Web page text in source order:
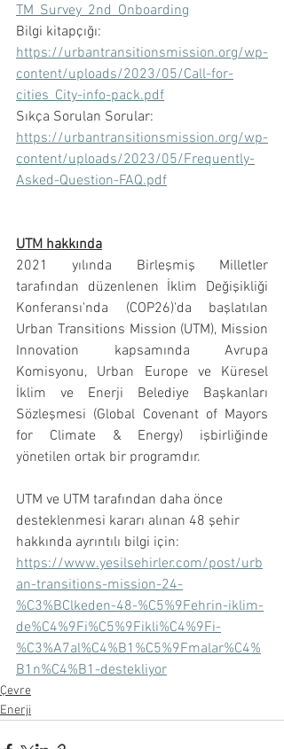
TM_Survey_2nd_Onboarding
Bilgi kitapçığı:
https://urbantransitionsmission.org/wp-
content/uploads/2023/05/Call-for-
cities_City-info-pack.pdf
Sıkça Sorulan Sorular:
https://urbantransitionsmission.org/wp-
content/uploads/2023/05/Frequently-
Asked-Question-FAQ.pdf
UTM hakkında
2021 yılında Birleşmiş Milletler
tarafından düzenlenen İklim Değişikliği
Konferansı'nda (COP26)'da başlatılan
Urban Transitions Mission (UTM), Mission
Innovation kapsamında Avrupa
Komisyonu, Urban Europe ve Küresel
İklim ve Enerji Belediye Başkanları
Sözleşmesi (Global Covenant of Mayors
for Climate & Energy) işbirliğinde
yönetilen ortak bir programdır.
UTM ve UTM tarafından daha önce
desteklenmesi kararı alınan 48 şehir
hakkında ayrıntılı bilgi için:
https://www.yesilsehirler.com/post/urb
an-transitions-mission-24-
%C3%BClkeden-48-%C5%9Fehrin-iklim-
de%C4%9Fi%C5%9Fikli%C4%9Fi-
%C3%A7al%C4%B1%C5%9Fmalar%C4%
B1n%C4%B1-destekliyor
Çevre
Enerji